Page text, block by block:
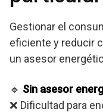
Gestionar el
eficiente y reducir
un asesor
🔹 Sin asesor
❌ Dificultad para